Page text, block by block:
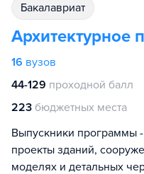
бакалавриат
Архитектурное
16 вузов
44-129 проходной балл
223 бюджетных места
Выпускники программы
проекты зданий,
моделях и детальных